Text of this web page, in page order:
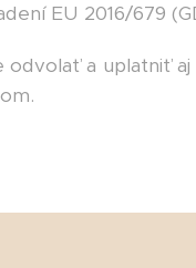
EU 2016/679
a uplatniť